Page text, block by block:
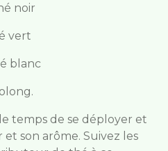
noir
vert
blanc
temps de se déployer et
et son arôme. Suivez les